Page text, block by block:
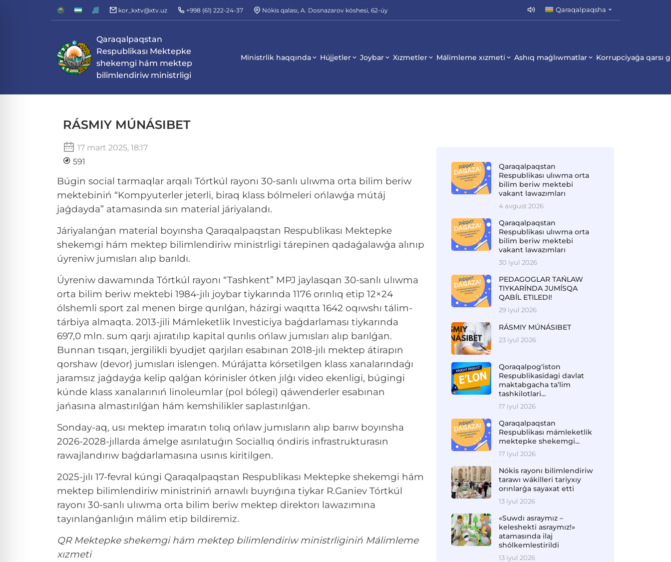
kor_kxtv@xtv.uz +998 (61) 222-24-37 Nókis qalası, A. Dosnazarov kóshesi, 62-úy Qaraqalpaqsha
Qaraqalpaqstan
Respublikası Mektepke
shekemgi hám mektep
bilimlendiriw ministrligi
Ministrlik haqqında Hújjetler Joybar Xızmetler Málimleme xızmeti Ashıq maǵlıwmatlar Korrupciyaǵa qarsı
RÁSMIY MÚNÁSIBET
17 mart 2025, 18:17
591
Búgin social tarmaqlar arqalı Tórtkúl rayonı 30-sanlı ulıwma orta bilim beriw
mektebiniń “Kompyuterler jeterli, biraq klass bólmeleri ońlawǵa mútáj
jaǵdayda” atamasında sın material járiyalandı.
Járiyalanǵan material boyınsha Qaraqalpaqstan Respublikası Mektepke
shekemgi hám mektep bilimlendiriw ministrligi tárepinen qadaǵalawǵa alınıp
úyreniw jumısları alıp barıldı.
Úyreniw dawamında Tórtkúl rayonı “Tashkent” MPJ jaylasqan 30-sanlı ulıwma
orta bilim beriw mektebi 1984-jılı joybar tiykarında 1176 orınlıq etip 12×24
ólshemli sport zal menen birge qurılǵan, házirgi waqıtta 1642 oqıwshı tálim-
tárbiya almaqta. 2013-jili Mámleketlik Investiciya baǵdarlaması tiykarında
697,0 mln. sum qarjı ajıratılıp kapital qurılıs ońlaw jumısları alıp barılǵan.
Bunnan tısqarı, jergilikli byudjet qarjıları esabınan 2018-jılı mektep átirapın
qorshaw (devor) jumısları islengen. Múrájatta kórsetilgen klass xanalarındaǵı
jaramsız jaǵdayǵa kelip qalǵan kórinisler ótken jılǵı video ekenligi, búgingi
kúnde klass xanalarınıń linoleumlar (pol bólegi) qáwenderler esabınan
jańasına almastırılǵan hám kemshilikler saplastırılǵan.
Sonday-aq, usı mektep imaratın tolıq ońlaw jumısların alıp barıw boyınsha
2026-2028-jıllarda ámelge asırılatuǵın Sociallıq óndiris infrastrukturasın
rawajlandırıw baǵdarlamasına usınıs kiritilgen.
2025-jılı 17-fevral kúngi Qaraqalpaqstan Respublikası Mektepke shekemgi hám
mektep bilimlendiriw ministriniń arnawlı buyrıǵına tiykar R.Ganiev Tórtkúl
rayonı 30-sanlı ulıwma orta bilim beriw mektep direktorı lawazımına
tayınlanǵanlıǵın málim etip bildiremiz.
QR Mektepke shekemgi hám mektep bilimlendiriw ministrliginiń Málimleme
xızmeti
Qaraqalpaqstan
Respublikası ulıwma orta
bilim beriw mektebi
vakant lawazımları
4 avgust 2026
Qaraqalpaqstan
Respublikası ulıwma orta
bilim beriw mektebi
vakant lawazımları
30 iyul 2026
PEDAGOGLAR TAŃLAW
TIYKARÍNDA JUMÍSQA
QABÍL ETILEDI!
29 iyul 2026
RÁSMIY MÚNÁSIBET
23 iyul 2026
Qoraqalpog‘iston
Respublikasidagi davlat
maktabgacha ta’lim
tashkilotlari...
17 iyul 2026
Qaraqalpaqstan
Respublikası mámleketlik
mektepke shekemgi...
17 iyul 2026
Nókis rayonı bilimlendiriw
tarawı wákilleri tariyxıy
orınlarǵa sayaxat etti
13 iyul 2026
«Suwdı asraymız –
keleshekti asraymız!»
atamasında ilaj
shólkemlestirildi
13 iyul 2026